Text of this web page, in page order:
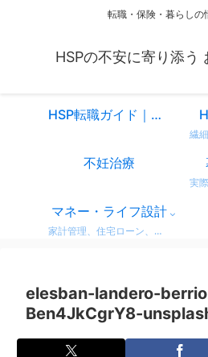
転職・保険・暮らしの
HSPの不安に寄り添う
HSP転職ガイド｜仕事を変えるべきか迷ったときに読む、共感と気づきのスタートページ
不妊治療
マネー・ライフ設計
家計管理、住宅ローン、保険、ふるさと納税など、暮らしのお金にまつわる情報をわかりやすく解説。 無理せず・不安なく、将来に備えるためのヒントをまとめています。 どれも実体験をベースに、生活者目線で書いています。
elesban-landero-
Ben4JkCgrY8-